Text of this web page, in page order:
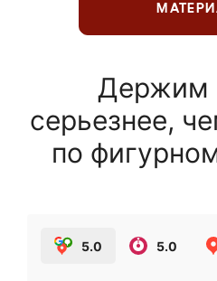
Держим
серьезнее,
по
5.0 5.0